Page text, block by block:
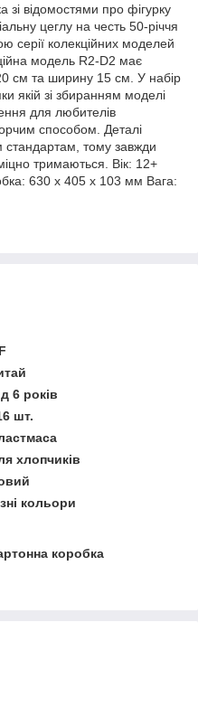
зі відомостями про фігурку
цеглу на честь 50-річчя
серії колекційних моделей
модель R2-D2 має
см та ширину 15 см. У набір
якій зі збиранням моделі
для любителів
способом. Деталі
стандартам, тому завжди
тримаються.
Вік: 12+
630 х 405 х 103 мм Вага:
6 років
шт.
хлопчиків
кольори
коробка